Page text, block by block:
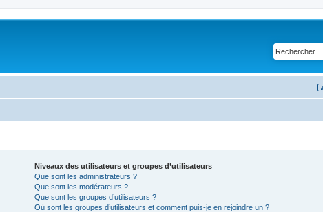
Niveaux des utilisateurs et groupes d’utilisateurs
Que sont les administrateurs ?
Que sont les modérateurs ?
Que sont les groupes d’utilisateurs ?
Où sont les groupes d’utilisateurs et comment puis-je en rejoindre un ?